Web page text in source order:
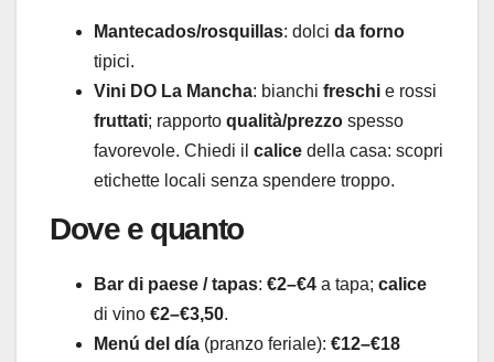
Mantecados/rosquillas: dolci da forno
tipici.
Vini DO La Mancha: bianchi freschi e rossi
fruttati; rapporto qualità/prezzo spesso
favorevole. Chiedi il calice della casa: scopri
etichette locali senza spendere troppo.
Dove e quanto
Bar di paese / tapas: €2–€4 a tapa; calice
di vino €2–€3,50.
Menú del día (pranzo feriale): €12–€18